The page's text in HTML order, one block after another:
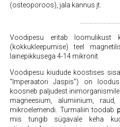
(osteoporoos), jala kannus jt.
Voodipesu eritab loomulikust
(kokkukleepumise) teel
lainepikkusega 4-14 mikronit.
Voodipesu kiudude koostises
"Imperaatori Jaspis") on
koosneb paljudest
magneesium, alumiinium,
mikroelemendi. Turmaliin toodab
mis tungib sügavale keha